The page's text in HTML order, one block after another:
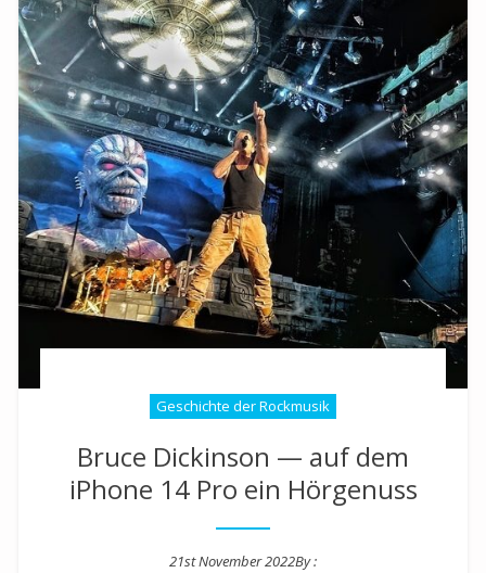
Geschichte der Rockmusik
Bruce Dickinson — auf dem
iPhone 14 Pro ein Hörgenuss
21st November 2022By :